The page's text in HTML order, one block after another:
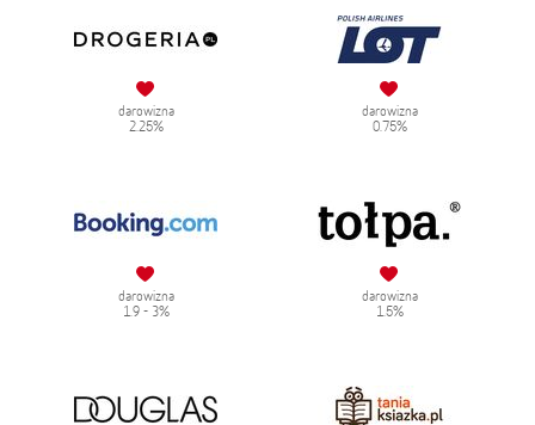
darowizna
2.25%
darowizna
0.75%
darowizna
1.9 - 3%
darowizna
1.5%